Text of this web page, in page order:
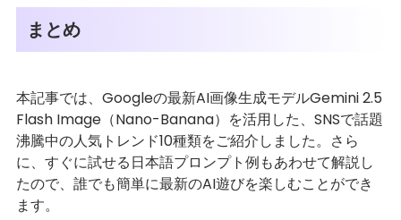
まとめ
本記事では、Googleの最新AI画像生成モデルGemini 2.5
Flash Image（Nano-Banana）を活用した、SNSで話題
沸騰中の人気トレンド10種類をご紹介しました。さら
に、すぐに試せる日本語プロンプト例もあわせて解説し
たので、誰でも簡単に最新のAI遊びを楽しむことができ
ます。